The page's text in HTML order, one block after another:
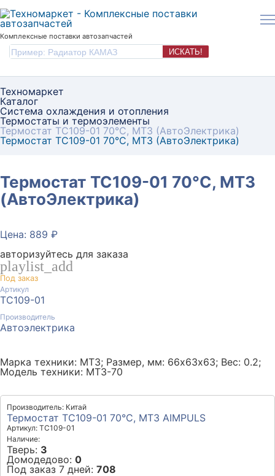
Комплексные поставки автозапчастей
ИСКАТЬ!
Техномаркет
Каталог
Система охлаждения и отопления
Термостаты и термоэлементы
Термостат ТС109-01 70°C, МТЗ (АвтоЭлектрика)
Термостат ТС109-01 70°C, МТЗ (АвтоЭлектрика)
Термостат ТС109-01 70°C, МТЗ
(АвтоЭлектрика)
Цена: 889 ₽
авторизуйтесь для заказа
playlist_add
Под заказ
Артикул
ТС109-01
Производитель
Автоэлектрика
Марка техники: МТЗ; Размер, мм: 66х63х63; Вес: 0.2;
Модель техники: МТЗ-70
Производитель: Китай
Термостат ТС109-01 70°C, МТЗ AIMPULS
Артикул: ТС109-01
Наличие:
Тверь: 3
Домодедово: 0
Под заказ 7 дней: 708